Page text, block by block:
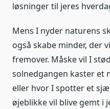
løsninger til jeres
Mens I nyder naturens
også skabe minder, der
fremover. Måske vil I
solnedgangen kaster et
eller hvor I spotter et
øjeblikke vil blive gemt i